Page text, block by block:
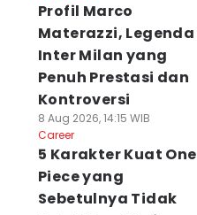
Profil Marco
Materazzi, Legenda
Inter Milan yang
Penuh Prestasi dan
Kontroversi
8 Aug 2026, 14:15 WIB
Career
5 Karakter Kuat One
Piece yang
Sebetulnya Tidak